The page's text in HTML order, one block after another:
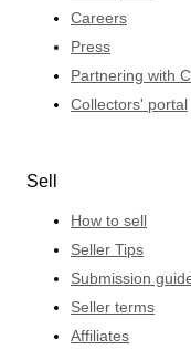
Careers
Press
Partnering with
Collectors' portal
Sell
How to sell
Seller Tips
Submission
Seller terms
Affiliates